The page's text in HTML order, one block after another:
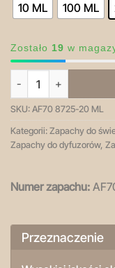
10 ML 100 ML
Zostało 19 w
ilość Raspberry - olejek
SKU: AF70 8725-20 ML
Kategorii: Zapachy do
Zapachy do dyfuzorów,
Numer zapachu:
Przeznaczenie